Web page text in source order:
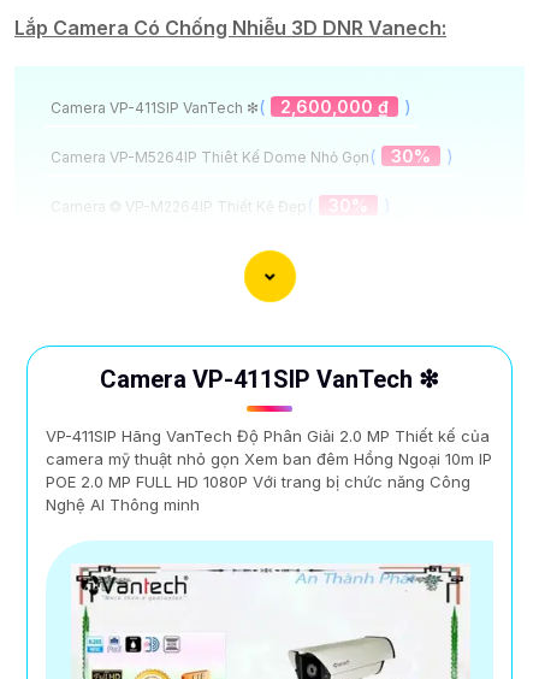
Lắp Camera Có Chống Nhiễu 3D DNR Vanech:
Camera VP-411SIP VanTech ❇ ( 2,600,000 ₫ )
Camera VP-M5264IP Thiêt Kế Dome Nhỏ Gọn ( 30% )
Camera ❂ VP-M2264IP Thiết Kệ Đẹp ( 30% )
Camera VP-I4896VBP-A VanTech Thiết Kế Đẹp
Camera VP-I2696BP-A Hồng Ngoại
Đầu Ghi Có Cổng HDMI 8K lưu trữ hình ảnh và video
chất lượng cao, đầu ghi này đem đến hình ảnh sắc nét,
chi tiết và phân giải cao, giúp bạn theo dõi mọi diễn
biến một cách rõ ràng và chính xác. Bên cạnh đó là
khả năng lưu trữ hình ảnh chất lượng mang lại sự dễ
Camera VP-411SIP VanTech ❇
VP-411SIP Hãng VanTech Độ Phân Giải 2.0 MP Thiết kế của
camera mỹ thuật nhỏ gọn Xem ban đêm Hồng Ngoại 10m IP
POE 2.0 MP FULL HD 1080P Với trang bị chức năng Công
Nghệ AI Thông minh